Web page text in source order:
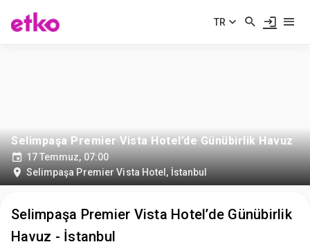
TR
Selimpaşa Premier Vista Hotel’de Günübirlik Havuz
17 Temmuz, 07:00
Selimpaşa Premier Vista Hotel , İstanbul
Selimpaşa Premier Vista Hotel’de Günübirlik
Havuz - İstanbul